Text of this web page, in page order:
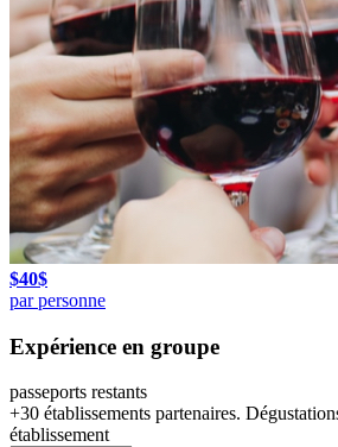
$40$
par personne
Expérience en groupe
passeports restants
+30 établissements partenaires.
établissement